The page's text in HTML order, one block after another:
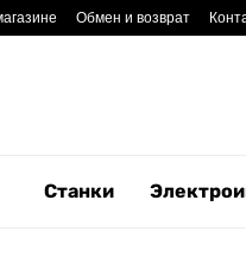
Обмен и возврат
Станки